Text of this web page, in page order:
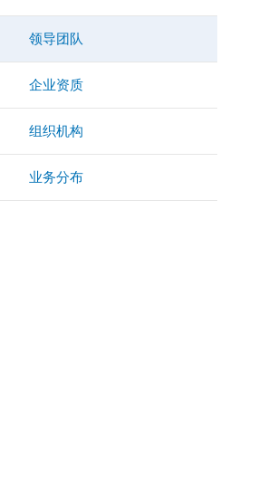
领导团队
企业资质
组织机构
业务分布